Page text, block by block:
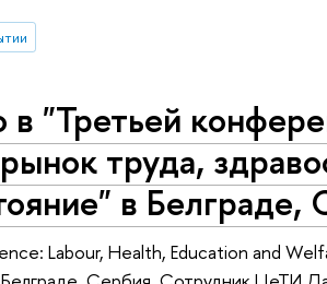
"Третьей
труда,
в Белграде,
Labour, Health, Education and